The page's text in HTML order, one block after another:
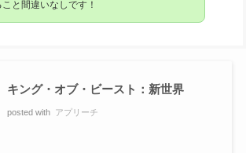
こと間違いなしです！
キング・オブ・ビースト：新世界
posted with アプリーチ